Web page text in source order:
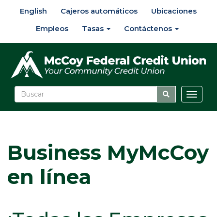
English Cajeros automáticos
Ubicaciones
Empleos
Tasas Contáctenos
Business MyMcCoy
en línea